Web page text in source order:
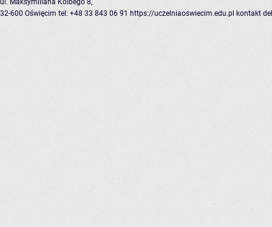
ul. Maksymiliana Kolbego 8,
32-600 Oświęcim tel: +48 33 843 06 91 https://uczelniaoswiecim.edu.pl kontakt